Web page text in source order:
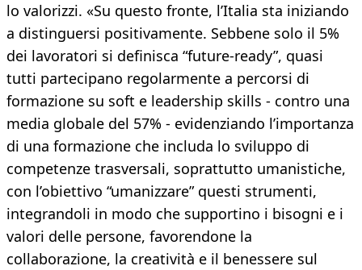
lo valorizzi. «Su questo fronte, l’Italia sta iniziando
a distinguersi positivamente. Sebbene solo il 5%
dei lavoratori si definisca “future-ready”, quasi
tutti partecipano regolarmente a percorsi di
formazione su soft e leadership skills - contro una
media globale del 57% - evidenziando l’importanza
di una formazione che includa lo sviluppo di
competenze trasversali, soprattutto umanistiche,
con l’obiettivo “umanizzare” questi strumenti,
integrandoli in modo che supportino i bisogni e i
valori delle persone, favorendone la
collaborazione, la creatività e il benessere sul